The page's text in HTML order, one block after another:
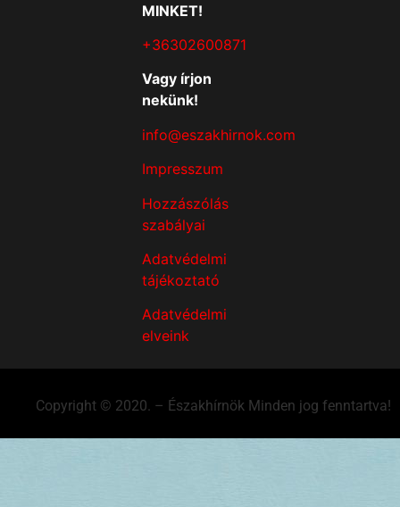
MINKET!
+36302600871
Vagy írjon
nekünk!
info@eszakhirnok.com
Impresszum
Hozzászólás
szabályai
Adatvédelmi
tájékoztató
Adatvédelmi
elveink
Copyright © 2020. – Északhírnök Minden jog fenntartva!